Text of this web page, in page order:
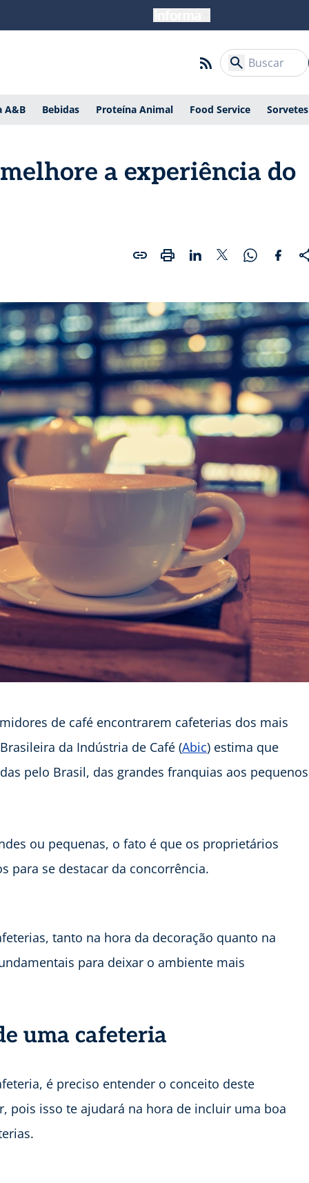
A&B Bebidas Proteína Animal Food Service Sorvetes
a experiência do
de café encontrarem cafeterias dos mais
da Indústria de Café (Abic) estima que
pelo Brasil, das grandes franquias aos pequenos
ou pequenas, o fato é que os proprietários
para se destacar da concorrência.
tanto na hora da decoração quanto na
para deixar o ambiente mais
uma cafeteria
é preciso entender o conceito deste
pois isso te ajudará na hora de incluir uma boa